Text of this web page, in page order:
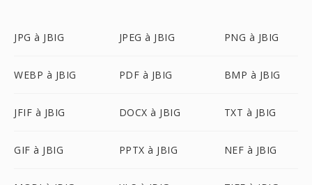
JPG à JBIG JPEG à JBIG PNG à JBIG
WEBP à JBIG PDF à JBIG BMP à JBIG
JFIF à JBIG DOCX à JBIG TXT à JBIG
GIF à JBIG PPTX à JBIG NEF à JBIG